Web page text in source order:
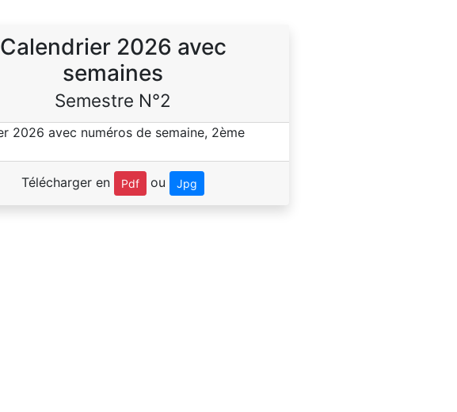
Calendrier 2026 avec
semaines
Semestre N°2
Télécharger en Pdf ou Jpg